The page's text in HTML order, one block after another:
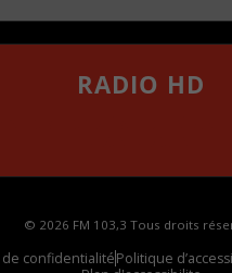
RADIO HD
© 2026 FM 103,3 Tous droits
confidentialitéPolitique